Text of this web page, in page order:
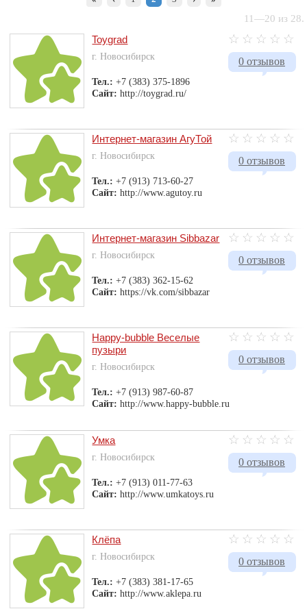
11—20 из 28.
0 отзывов
Toygrad
г. Новосибирск
Тел.:+7 (383) 375-1896
Сайт: http://toygrad.ru/
0 отзывов
Интернет-магазин АгуТой
г. Новосибирск
Тел.:+7 (913) 713-60-27
Сайт: http://www.agutoy.ru
0 отзывов
Интернет-магазин Sibbazar
г. Новосибирск
Тел.:+7 (383) 362-15-62
Сайт: https://vk.com/sibbazar
0 отзывов
Happy-bubble Веселые
пузыри
г. Новосибирск
Тел.:+7 (913) 987-60-87
Сайт: http://www.happy-bubble.ru
0 отзывов
Умка
г. Новосибирск
Тел.:+7 (913) 011-77-63
Сайт: http://www.umkatoys.ru
0 отзывов
Клёпа
г. Новосибирск
Тел.:+7 (383) 381-17-65
Сайт: http://www.aklepa.ru